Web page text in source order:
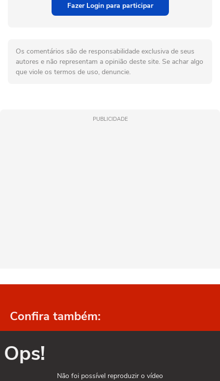
Fazer Login para participar
Os comentários são de responsabilidade exclusiva de seus
autores e não representam a opinião deste site. Se achar algo
que viole os termos de uso, denuncie.
PUBLICIDADE
Confira também:
Ops!
Não foi possível reproduzir o vídeo